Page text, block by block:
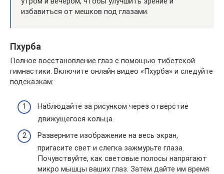
избавиться от мешков под глазами.
Пхурба
Полное восстановление глаз с помощью тибетской
гимнастики. Включите онлайн видео «Пхурба» и следуйте
подсказкам:
Наблюдайте за рисунком через отверстие
движущегося кольца.
Разверните изображение на весь экран,
пригасите свет и слегка зажмурьте глаза.
Почувствуйте, как световые полосы напрягают
микро мышцы ваших глаз. Затем дайте им время